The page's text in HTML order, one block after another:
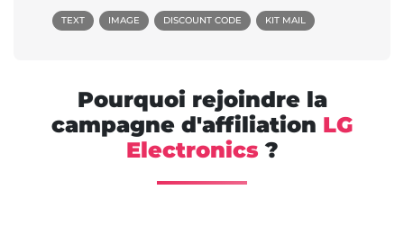
TEXT IMAGE DISCOUNT CODE KIT MAIL
Pourquoi rejoindre la
campagne d'affiliation LG
Electronics ?